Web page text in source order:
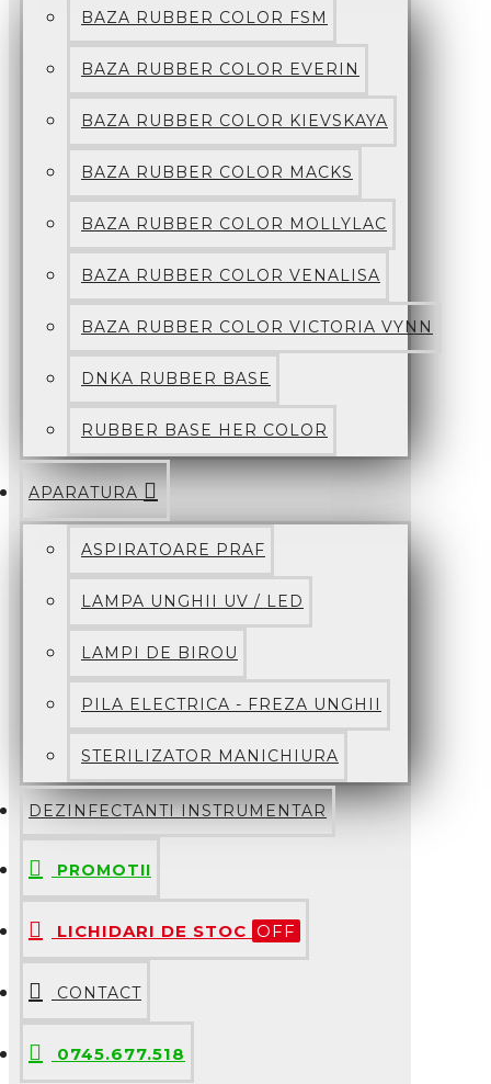
BAZA RUBBER COLOR FSM
BAZA RUBBER COLOR EVERIN
BAZA RUBBER COLOR KIEVSKAYA
BAZA RUBBER COLOR MACKS
BAZA RUBBER COLOR MOLLYLAC
BAZA RUBBER COLOR VENALISA
BAZA RUBBER COLOR VICTORIA VYNN
DNKA RUBBER BASE
RUBBER BASE HER COLOR
APARATURA
ASPIRATOARE PRAF
LAMPA UNGHII UV / LED
LAMPI DE BIROU
PILA ELECTRICA - FREZA UNGHII
STERILIZATOR MANICHIURA
DEZINFECTANTI INSTRUMENTAR
PROMOTII
LICHIDARI DE STOC OFF
CONTACT
0745.677.518